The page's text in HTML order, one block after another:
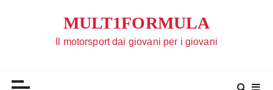
MULT1FORMULA
Il motorsport dai giovani per i giovani